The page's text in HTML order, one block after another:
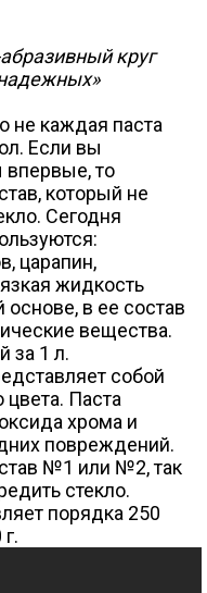
круг
не каждая паста
Если вы
то
который не
Сегодня
царапин,
жидкость
основе, в ее состав
вещества.
за 1 л.
собой
Паста
хрома и
повреждений.
№1 или №2, так
стекло.
порядка 250